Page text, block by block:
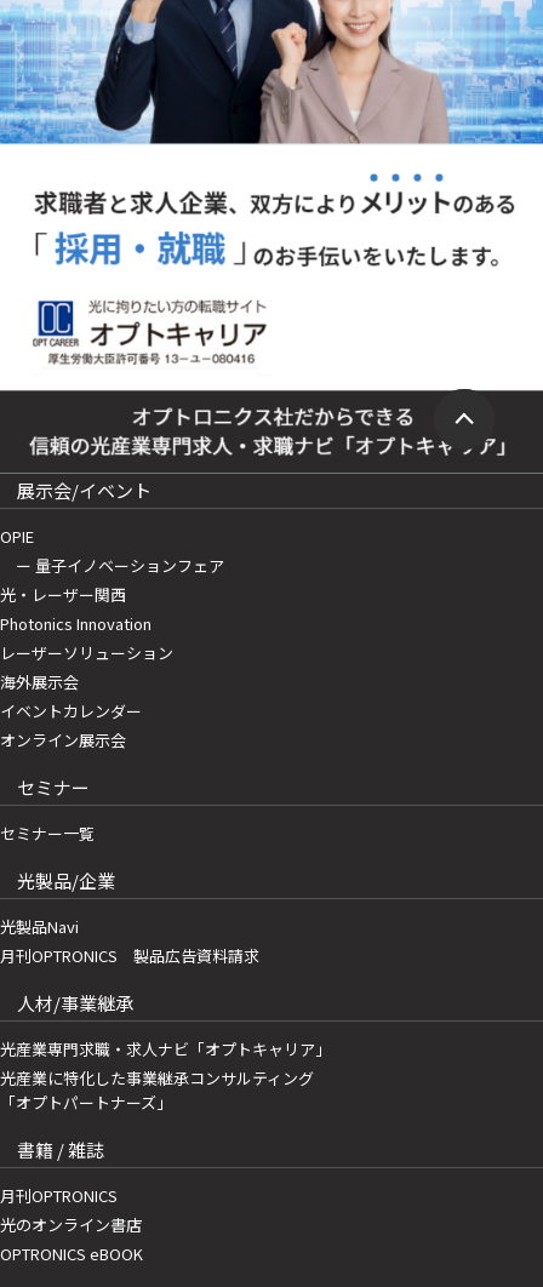
展示会/イベント
OPIE
ー 量子イノベーションフェア
光・レーザー関西
Photonics Innovation
レーザーソリューション
海外展示会
イベントカレンダー
オンライン展示会
セミナー
セミナー一覧
光製品/企業
光製品Navi
月刊OPTRONICS 製品広告資料請求
人材/事業継承
光産業専門求職・求人ナビ「オプトキャリア」
光産業に特化した事業継承コンサルティング
「オプトパートナーズ」
書籍 / 雑誌
月刊OPTRONICS
光のオンライン書店
OPTRONICS eBOOK